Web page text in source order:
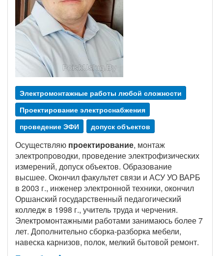
Электромонтажные работы любой сложности
Проектирование электроснабжения
проведение ЭФИ
допуск объектов
Осуществляю проектирование, монтаж
электропроводки, проведение электрофизических
измерений, допуск объектов. Образование
высшее. Окончил факультет связи и АСУ УО ВАРБ
в 2003 г., инженер электронной техники, окончил
Оршанский государственный педагогический
колледж в 1998 г., учитель труда и черчения.
Электромонтажными работами занимаюсь более 7
лет. Дополнительно сборка-разборка мебели,
навеска карнизов, полок, мелкий бытовой ремонт.